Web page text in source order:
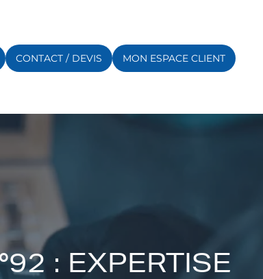
CONTACT / DEVIS MON ESPACE CLIENT
: EXPERTISE